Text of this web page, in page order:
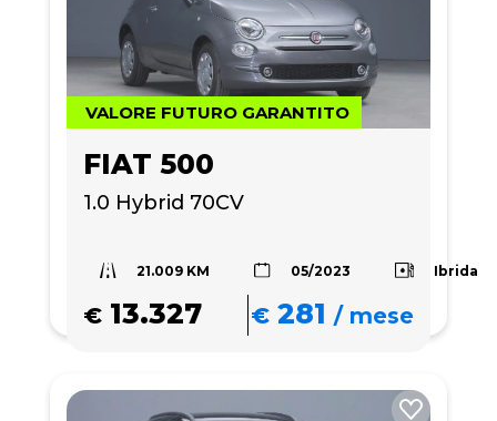
VALORE FUTURO GARANTITO
FIAT 500
1.0 Hybrid 70CV
21.009 KM 05/2023 Ibrida
€ 13.327 € 281 /mese